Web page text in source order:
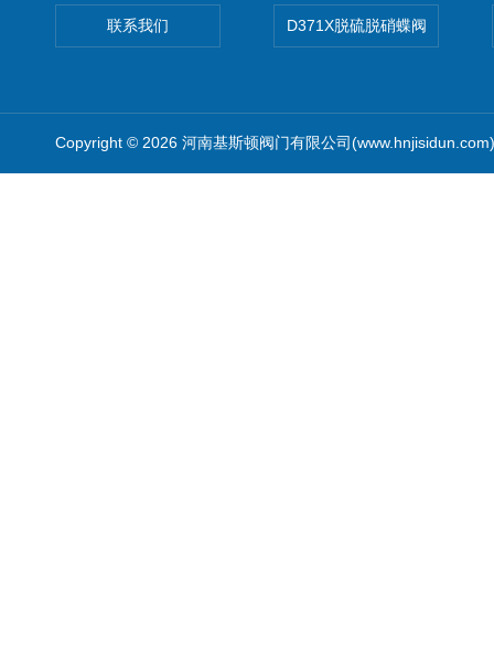
联系我们 D371X脱硫脱硝蝶阀
Copyright © 2026 河南基斯顿阀门有限公司